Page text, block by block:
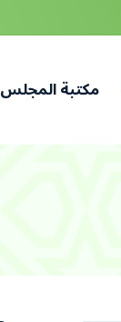
مكتبة المجلس